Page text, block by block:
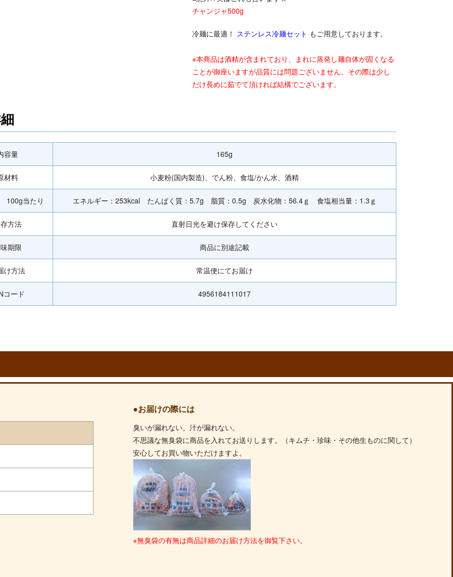
チャンジャ500g
冷麺に最適！ ステンレス冷麺セット もご用意しております。
※本商品は酒精が含まれており、まれに蒸発し麺自体が固くなる
ことが御座いますが品質には問題ございません。その際は少し
だけ長めに茹でて頂ければ結構でございます。
容量 165g
材料 小麦粉(国内製造)、でん粉、食塩/かん水、酒精
100g当たり エネルギー：253kcal たんぱく質：5.7g 脂質：0.5g 炭水化物：56.4ｇ 食塩相当量：1.3ｇ
方法 直射日光を避け保存してください
期限 商品に別途記載
け方法 常温便にてお届け
コード 4956184111017
●お届けの際には
臭いが漏れない。汁が漏れない。
不思議な無臭袋に商品を入れてお送りします。（キムチ・珍味・その他生ものに関して）
安心してお買い物いただけますよ。
※無臭袋の有無は商品詳細のお届け方法を御覧下さい。